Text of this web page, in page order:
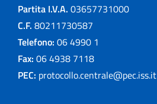
Partita I.V.A. 03657731000
C.F. 80211730587
Telefono: 06 4990 1
Fax: 06 4938 7118
PEC: protocollo.centrale@pec.iss.it